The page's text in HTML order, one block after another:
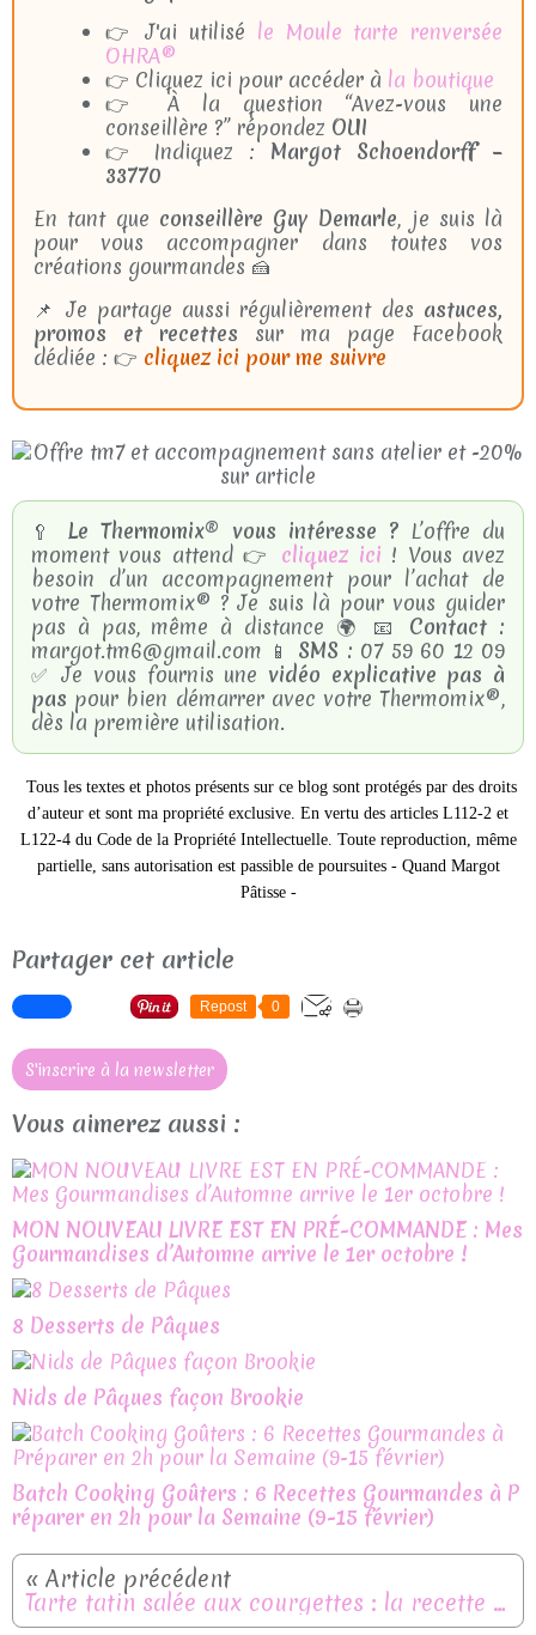
👉 J'ai utilisé le Moule tarte renversée
OHRA®
👉 Cliquez ici pour accéder à la boutique
👉 À la question “Avez-vous une
conseillère ?” répondez OUI
👉 Indiquez : Margot Schoendorff –
33770
En tant que conseillère Guy Demarle, je suis là
pour vous accompagner dans toutes vos
créations gourmandes 🍰
📌 Je partage aussi régulièrement des astuces,
promos et recettes sur ma page Facebook
dédiée : 👉 cliquez ici pour me suivre
🥄Le Thermomix® vous intéresse ?L’offre du
moment vous attend 👉 cliquez ici ! Vous avez
besoin d’un accompagnement pour l’achat de
votre Thermomix® ? Je suis là pour vous guider
pas à pas, même à distance 🌍 📧 Contact :
margot.tm6@gmail.com 📱 SMS : 07 59 60 12 09
✅ Je vous fournis une vidéo explicative pas à
pas pour bien démarrer avec votre Thermomix®,
dès la première utilisation.
Tous les textes et photos présents sur ce blog sont protégés par des droits
d’auteur et sont ma propriété exclusive. En vertu des articles L112-2 et
L122-4 du Code de la Propriété Intellectuelle. Toute reproduction, même
partielle, sans autorisation est passible de poursuites - Quand Margot
Pâtisse -
Partager cet article
Repost 0
S'inscrire à la newsletter
Vous aimerez aussi :
MON NOUVEAU LIVRE EST EN PRÉ-COMMANDE : Mes
Gourmandises d’Automne arrive le 1er octobre !
8 Desserts de Pâques
Nids de Pâques façon Brookie
Batch Cooking Goûters : 6 Recettes Gourmandes à P
réparer en 2h pour la Semaine (9-15 février)
Tarte tatin salée aux courgettes : la recette d'été facile